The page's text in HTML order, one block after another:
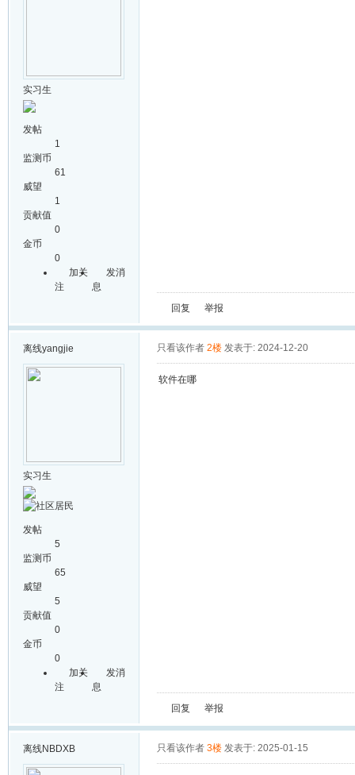
实习生
发帖
1
监测币
61
威望
1
贡献值
0
金币
0
加关
注
发消
息
回复 举报
离线yangjie
实习生
发帖
5
监测币
65
威望
5
贡献值
0
金币
0
加关
注
发消
息
只看该作者 2楼 发表于: 2024-12-20
软件在哪
回复 举报
离线NBDXB 只看该作者 3楼 发表于: 2025-01-15